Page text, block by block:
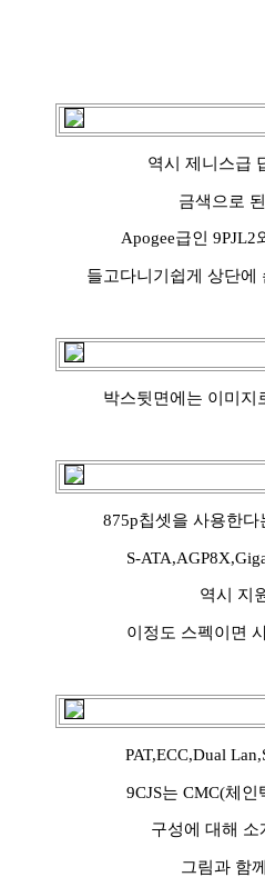
역시 제니스급
금색으로
Apogee급인
들고다니기쉽게 상단에
박스뒷면에는 이미지
875p칩셋을 사용한다
S-
역시 지
이정도 스펙이면
PAT,ECC,Dual
9CJS는 CMC(체
구성에 대해 소
그림과 함